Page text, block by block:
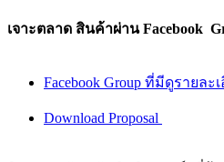
Tel : 0863863896